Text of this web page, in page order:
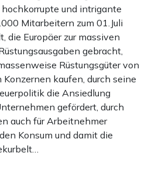
und intrigante
Mitarbeitern zum 01.Juli
die Europäer zur massiven
gebracht,
Rüstungsgüter von
kaufen, durch seine
die Ansiedlung
gefördert, durch
auch für Arbeitnehmer
Konsum und damit die